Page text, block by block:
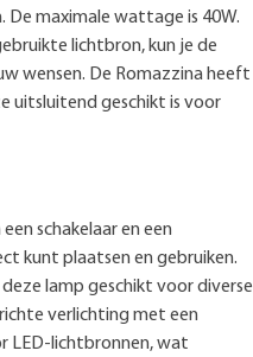
maximale wattage is 40W.
lichtbron, kun je de
wensen. De Romazzina heeft
uitsluitend geschikt is voor
schakelaar en een
kunt plaatsen en gebruiken.
lamp geschikt voor diverse
verlichting met een
LED-lichtbronnen, wat